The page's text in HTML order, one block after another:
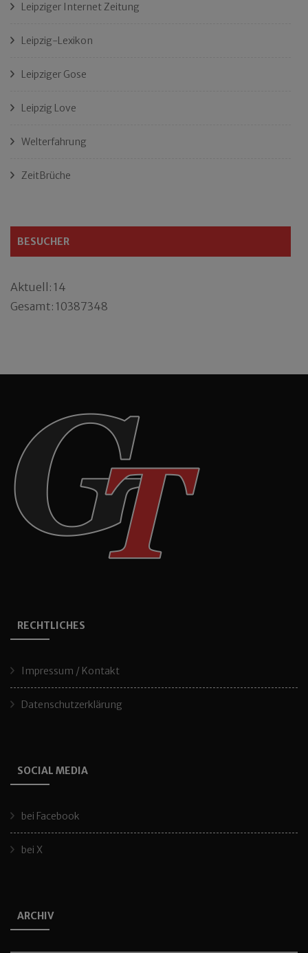
Leipziger Internet Zeitung
Leipzig-Lexikon
Leipziger Gose
Leipzig Love
Welterfahrung
ZeitBrüche
BESUCHER
Aktuell: 14
Gesamt: 10387348
RECHTLICHES
Impressum / Kontakt
Datenschutzerklärung
SOCIAL MEDIA
bei Facebook
bei X
ARCHIV